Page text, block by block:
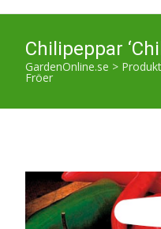
Chilipeppar
GardenOnline.se >
Fröer